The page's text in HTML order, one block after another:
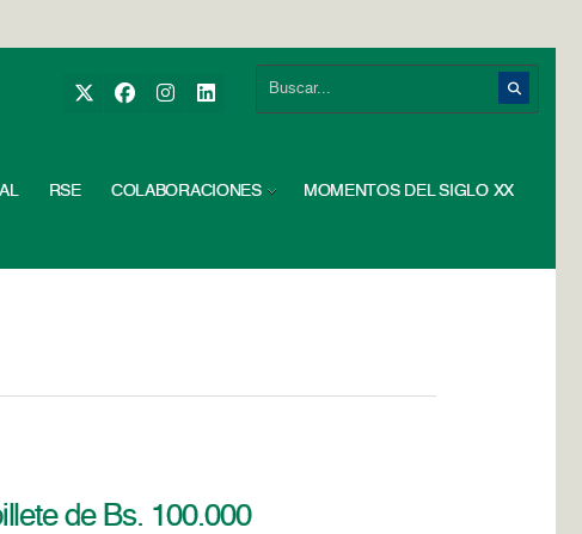
RSE COLABORACIONES MOMENTOS DEL SIGLO XX
de Bs. 100.000